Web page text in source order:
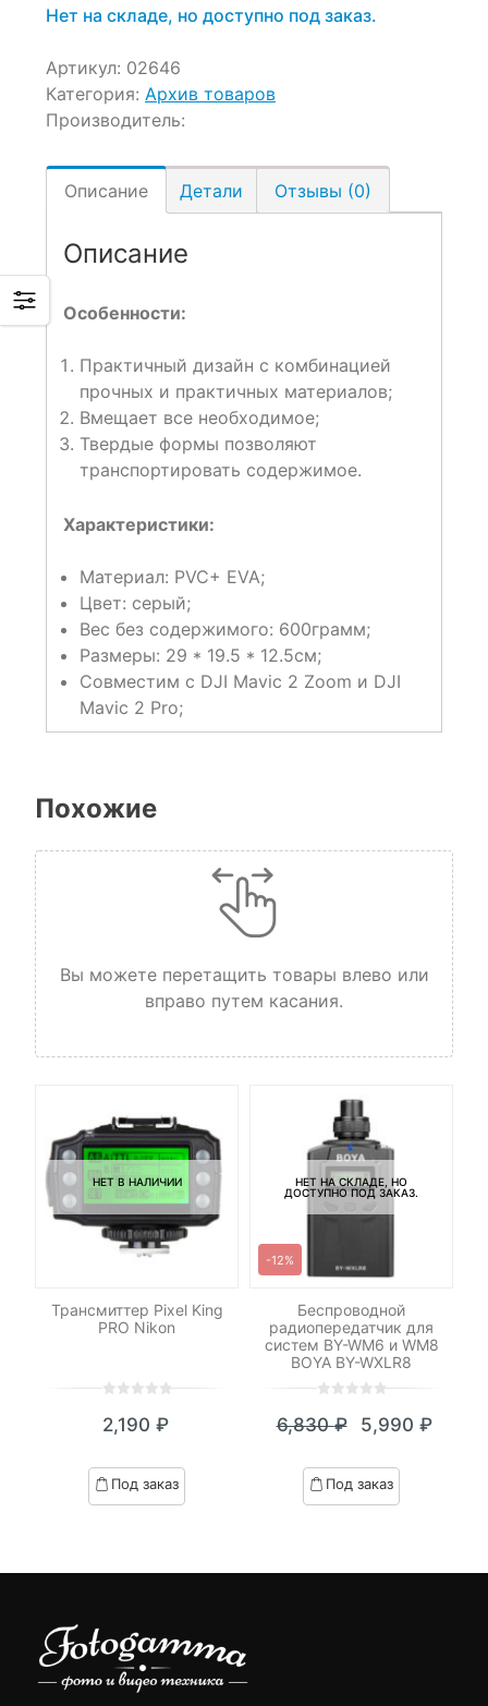
Нет на складе, но доступно под заказ.
Артикул: 02646
Категория: Архив товаров
Производитель:
Описание Детали Отзывы (0)
Описание
Особенности:
Практичный дизайн с комбинацией
прочных и практичных материалов;
Вмещает все необходимое;
Твердые формы позволяют
транспортировать содержимое.
Характеристики:
Материал: PVC+ EVA;
Цвет: серый;
Вес без содержимого: 600грамм;
Размеры: 29 * 19.5 * 12.5см;
Совместим с DJI Mavic 2 Zoom и DJI
Mavic 2 Pro;
Похожие
Вы можете перетащить товары влево или
вправо путем касания.
НЕТ В НАЛИЧИИ
Трансмиттер Pixel King
PRO Nikon
out
based
on
2,190 ₽
Под заказ
НЕТ НА СКЛАДЕ, НО
ДОСТУПНО ПОД ЗАКАЗ.
-12%
Беспроводной
радиопередатчик для
систем BY-WM6 и WM8
BOYA BY-WXLR8
out
based
on
6,830₽
цена
составляла
5,990 ₽
Текущая
цена:
5,990 ₽.
Под заказ